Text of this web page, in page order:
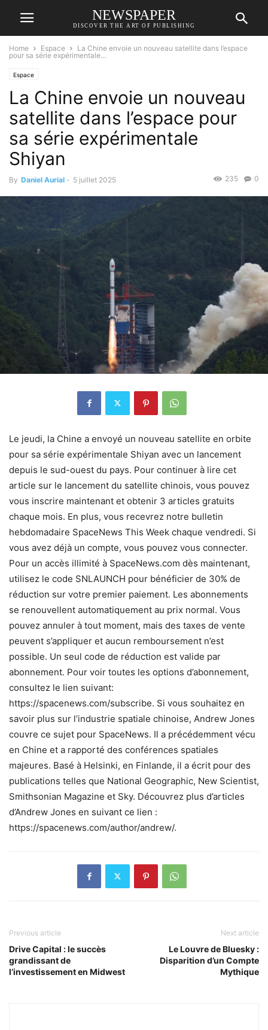
NEWSPAPER
DISCOVER THE ART OF PUBLISHING
Home Espace
La Chine envoie un nouveau satellite dans l’espace
pour sa série expérimentale...
Espace
La Chine envoie un nouveau
satellite dans l’espace pour
sa série expérimentale
Shiyan
By Daniel Aurial - 5 juillet 2025 0
235
Le jeudi, la Chine a envoyé un nouveau satellite en orbite
pour sa série expérimentale Shiyan avec un lancement
depuis le sud-ouest du pays. Pour continuer à lire cet
article sur le lancement du satellite chinois, vous pouvez
vous inscrire maintenant et obtenir 3 articles gratuits
chaque mois. En plus, vous recevrez notre bulletin
hebdomadaire SpaceNews This Week chaque vendredi. Si
vous avez déjà un compte, vous pouvez vous connecter.
Pour un accès illimité à SpaceNews.com dès maintenant,
utilisez le code SNLAUNCH pour bénéficier de 30% de
réduction sur votre premier paiement. Les abonnements
se renouvellent automatiquement au prix normal. Vous
pouvez annuler à tout moment, mais des taxes de vente
peuvent s’appliquer et aucun remboursement n’est
possible. Un seul code de réduction est valide par
abonnement. Pour voir toutes les options d’abonnement,
consultez le lien suivant:
https://spacenews.com/subscribe. Si vous souhaitez en
savoir plus sur l’industrie spatiale chinoise, Andrew Jones
couvre ce sujet pour SpaceNews. Il a précédemment vécu
en Chine et a rapporté des conférences spatiales
majeures. Basé à Helsinki, en Finlande, il a écrit pour des
publications telles que National Geographic, New Scientist,
Smithsonian Magazine et Sky. Découvrez plus d’articles
d’Andrew Jones en suivant ce lien :
https://spacenews.com/author/andrew/.
Previous article
Drive Capital : le succès
grandissant de
l’investissement en Midwest
Next article
Le Louvre de Bluesky :
Disparition d’un Compte
Mythique